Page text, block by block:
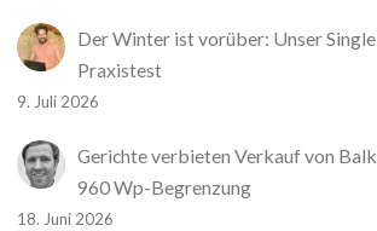
Der Winter ist vorüber: Unser
Praxistest
9. Juli 2026
Gerichte verbieten Verkauf von
960 Wp-Begrenzung
18. Juni 2026